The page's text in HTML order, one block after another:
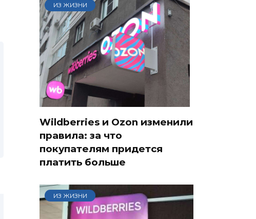
ИЗ ЖИЗНИ
Wildberries и Ozon изменили
правила: за что
покупателям придется
платить больше
ИЗ ЖИЗНИ